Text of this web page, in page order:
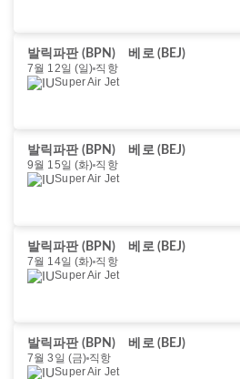
발릭파판 (BPN)
베로 (BEJ)
7월 12일 (일) 직항
Super Air Jet
발릭파판 (BPN)
베로 (BEJ)
9월 15일 (화) 직항
Super Air Jet
발릭파판 (BPN)
베로 (BEJ)
7월 14일 (화) 직항
Super Air Jet
발릭파판 (BPN)
베로 (BEJ)
7월 3일 (금) 직항
Super Air Jet